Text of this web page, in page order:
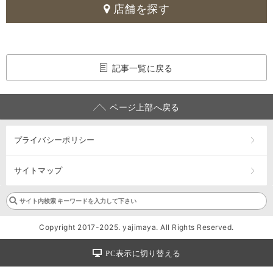
店舗を探す
記事一覧に戻る
ページ上部へ戻る
プライバシーポリシー
サイトマップ
Copyright 2017-2025. yajimaya. All Rights Reserved.
PC表示に切り替える